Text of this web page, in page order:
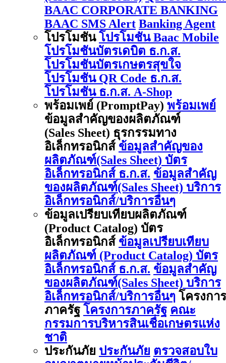
BAAC CORPORATE BANKING
BAAC SMS Alert Banking Agent
โปรโมชัน โปรโมชัน Baac Mobile
โปรโมชันบัตรเดบิต ธ.ก.ส.
โปรโมชันบัตรเกษตรสุขใจ
โปรโมชัน QR Code ธ.ก.ส.
โปรโมชัน ธ.ก.ส. A-Shop
พร้อมเพย์ (PromptPay) พร้อมเพย์
ข้อมูลสำคัญของผลิตภัณฑ์
(Sales Sheet) ธุรกรรมทาง
อิเล็กทรอนิกส์ ข้อมูลสำคัญของ
ผลิตภัณฑ์(Sales Sheet) บัตร
อิเล็กทรอนิกส์ ธ.ก.ส. ข้อมูลสำคัญ
ของผลิตภัณฑ์(Sales Sheet) บริการ
อิเล็กทรอนิกส์/บริการอื่นๆ
ข้อมูลเปรียบเทียบผลิตภัณฑ์
(Product Catalog) บัตร
อิเล็กทรอนิกส์ ข้อมูลเปรียบเทียบ
ผลิตภัณฑ์ (Product Catalog) บัตร
อิเล็กทรอนิกส์ ธ.ก.ส. ข้อมูลสำคัญ
ของผลิตภัณฑ์(Sales Sheet) บริการ
อิเล็กทรอนิกส์/บริการอื่นๆ โครงการ
ภาครัฐ โครงการภาครัฐ คณะ
กรรมการบริหารสินเชื่อเกษตรแห่ง
ชาติ
ประกันภัย ประกันภัย ตรวจสอบใบ